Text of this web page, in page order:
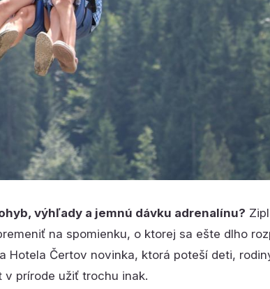
výhľady a jemnú dávku adrenalínu?
na spomienku, o ktorej sa ešte dlho
Hotela Čertov novinka, ktorá poteší deti,
prírode užiť trochu inak.